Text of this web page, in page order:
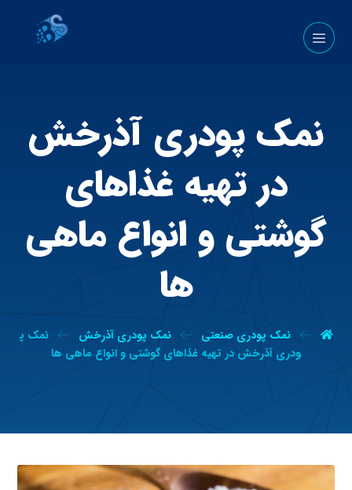
نمک پودری آذرخش
در تهیه غذاهای
گوشتی و انواع ماهی
ها
نمک پودری صنعتی نمک پودری آذرخش
نمک پ
ودری آذرخش در تهیه غذاهای گوشتی و انواع ماهی ها